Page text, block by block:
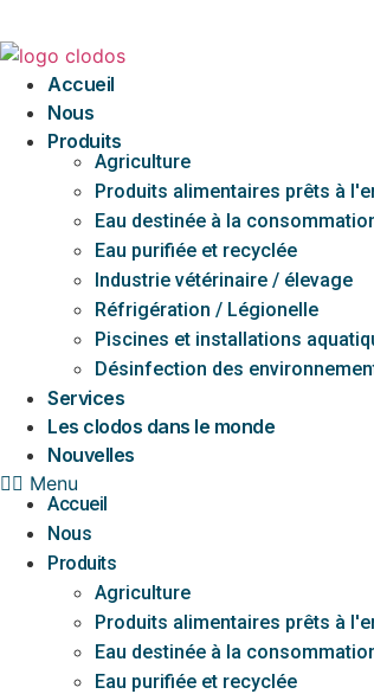
to
content
Accueil
Nous
Produits
Agriculture
Produits alimentaires prêts à
Eau destinée à la
Eau purifiée et recyclée
Industrie vétérinaire / élevage
Réfrigération / Légionelle
Piscines et installations
Désinfection des
Services
Les clodos dans le monde
Nouvelles
Menu
Accueil
Nous
Produits
Agriculture
Produits alimentaires prêts à
Eau destinée à la
Eau purifiée et recyclée